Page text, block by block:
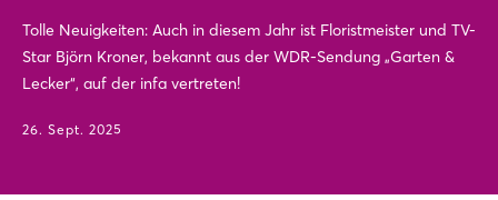
Tolle Neuigkeiten: Auch in diesem Jahr ist Floristmeister und TV-
Star Björn Kroner, bekannt aus der WDR-Sendung „Garten &
Lecker“, auf der infa vertreten!
26. Sept. 2025